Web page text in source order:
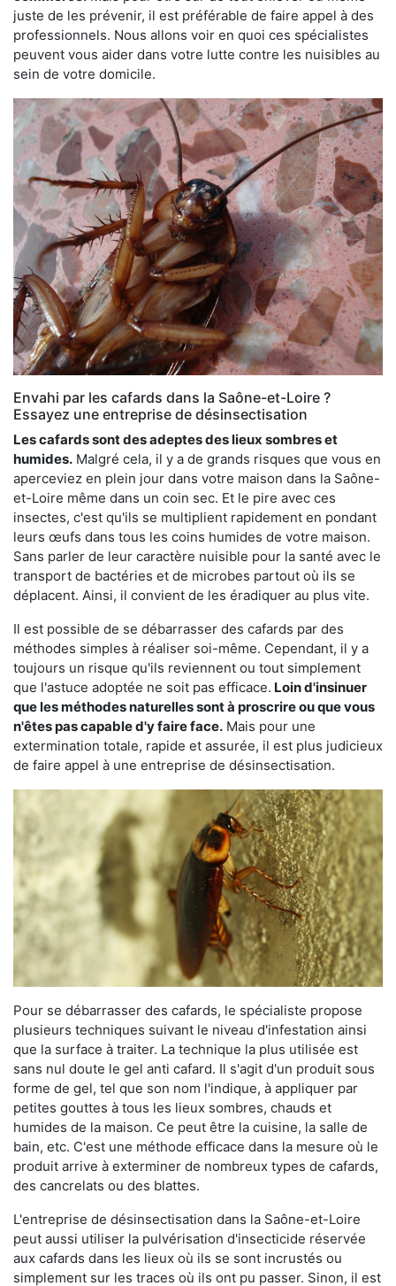
juste de les prévenir, il est préférable de faire appel à des
professionnels. Nous allons voir en quoi ces spécialistes
peuvent vous aider dans votre lutte contre les nuisibles au
sein de votre domicile.
Envahi par les cafards dans la Saône-et-Loire ?
Essayez une entreprise de désinsectisation
Les cafards sont des adeptes des lieux sombres et
humides. Malgré cela, il y a de grands risques que vous en
aperceviez en plein jour dans votre maison dans la Saône-
et-Loire même dans un coin sec. Et le pire avec ces
insectes, c'est qu'ils se multiplient rapidement en pondant
leurs œufs dans tous les coins humides de votre maison.
Sans parler de leur caractère nuisible pour la santé avec le
transport de bactéries et de microbes partout où ils se
déplacent. Ainsi, il convient de les éradiquer au plus vite.
Il est possible de se débarrasser des cafards par des
méthodes simples à réaliser soi-même. Cependant, il y a
toujours un risque qu'ils reviennent ou tout simplement
que l'astuce adoptée ne soit pas efficace. Loin d'insinuer
que les méthodes naturelles sont à proscrire ou que vous
n'êtes pas capable d'y faire face. Mais pour une
extermination totale, rapide et assurée, il est plus judicieux
de faire appel à une entreprise de désinsectisation.
Pour se débarrasser des cafards, le spécialiste propose
plusieurs techniques suivant le niveau d'infestation ainsi
que la surface à traiter. La technique la plus utilisée est
sans nul doute le gel anti cafard. Il s'agit d'un produit sous
forme de gel, tel que son nom l'indique, à appliquer par
petites gouttes à tous les lieux sombres, chauds et
humides de la maison. Ce peut être la cuisine, la salle de
bain, etc. C'est une méthode efficace dans la mesure où le
produit arrive à exterminer de nombreux types de cafards,
des cancrelats ou des blattes.
L'entreprise de désinsectisation dans la Saône-et-Loire
peut aussi utiliser la pulvérisation d'insecticide réservée
aux cafards dans les lieux où ils se sont incrustés ou
simplement sur les traces où ils ont pu passer. Sinon, il est